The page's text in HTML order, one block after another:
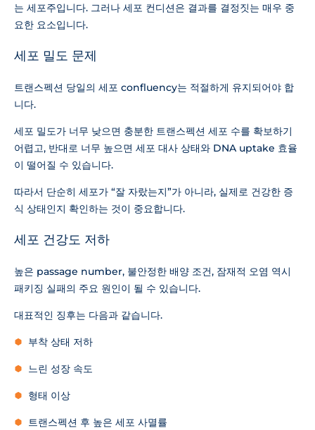
는 세포주입니다. 그러나 세포 컨디션은 결과를 결정짓는 매우 중
요한 요소입니다.
세포 밀도 문제
트랜스펙션 당일의 세포 confluency는 적절하게 유지되어야 합
니다.
세포 밀도가 너무 낮으면 충분한 트랜스펙션 세포 수를 확보하기
어렵고, 반대로 너무 높으면 세포 대사 상태와 DNA uptake 효율
이 떨어질 수 있습니다.
따라서 단순히 세포가 “잘 자랐는지”가 아니라, 실제로 건강한 증
식 상태인지 확인하는 것이 중요합니다.
세포 건강도 저하
높은 passage number, 불안정한 배양 조건, 잠재적 오염 역시
패키징 실패의 주요 원인이 될 수 있습니다.
대표적인 징후는 다음과 같습니다.
부착 상태 저하
느린 성장 속도
형태 이상
트랜스펙션 후 높은 세포 사멸률